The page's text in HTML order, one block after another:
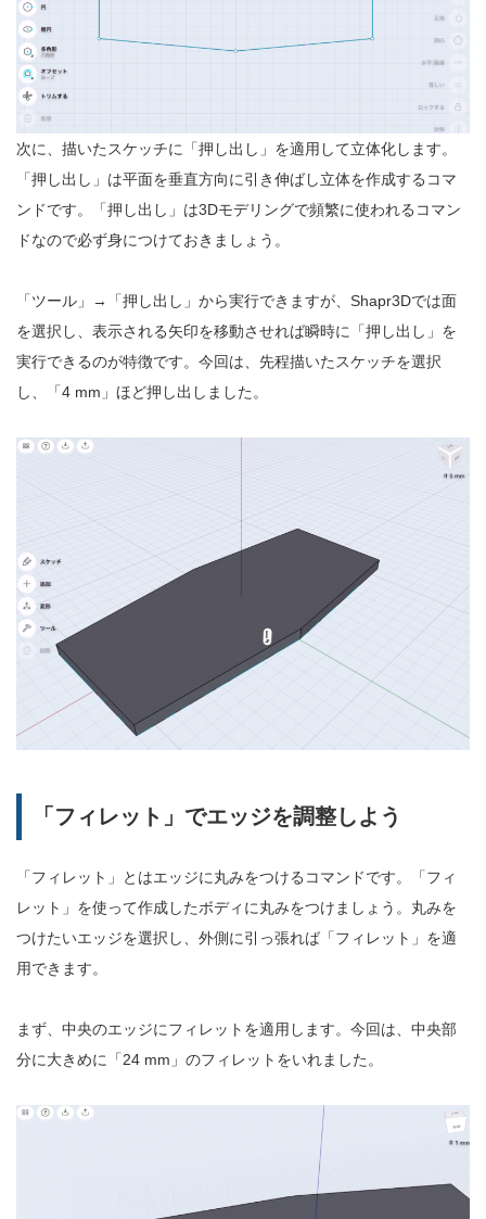
次に、描いたスケッチに「押し出し」を適用して立体化します。
「押し出し」は平面を垂直方向に引き伸ばし立体を作成するコマ
ンドです。「押し出し」は3Dモデリングで頻繁に使われるコマン
ドなので必ず身につけておきましょう。
「ツール」→「押し出し」から実行できますが、Shapr3Dでは面
を選択し、表示される矢印を移動させれば瞬時に「押し出し」を
実行できるのが特徴です。今回は、先程描いたスケッチを選択
し、「4 mm」ほど押し出しました。
「フィレット」でエッジを調整しよう
「フィレット」とはエッジに丸みをつけるコマンドです。「フィ
レット」を使って作成したボディに丸みをつけましょう。丸みを
つけたいエッジを選択し、外側に引っ張れば「フィレット」を適
用できます。
まず、中央のエッジにフィレットを適用します。今回は、中央部
分に大きめに「24 mm」のフィレットをいれました。